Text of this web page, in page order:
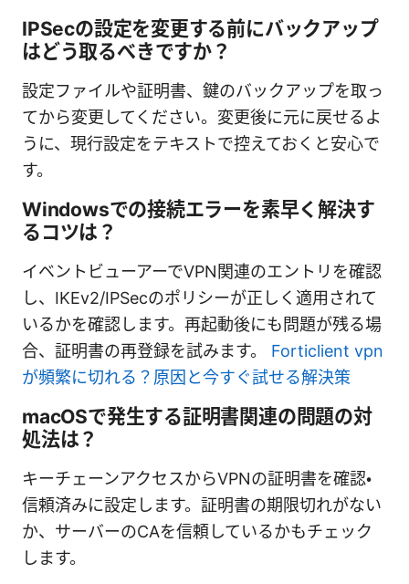
IPSecの設定を変更する前にバックアップ
はどう取るべきですか？
設定ファイルや証明書、鍵のバックアップを取っ
てから変更してください。変更後に元に戻せるよ
うに、現行設定をテキストで控えておくと安心で
す。
Windowsでの接続エラーを素早く解決す
るコツは？
イベントビューアーでVPN関連のエントリを確認
し、IKEv2/IPSecのポリシーが正しく適用されて
いるかを確認します。再起動後にも問題が残る場
合、証明書の再登録を試みます。 Forticlient vpn
が頻繁に切れる？原因と今すぐ試せる解決策
macOSで発生する証明書関連の問題の対
処法は？
キーチェーンアクセスからVPNの証明書を確認・
信頼済みに設定します。証明書の期限切れがない
か、サーバーのCAを信頼しているかもチェック
します。